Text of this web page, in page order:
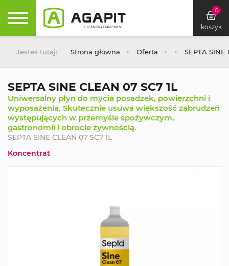
0
koszyk
Jesteś tutaj: Strona główna Oferta SEPTA SINE
SEPTA SINE CLEAN 07 SC7 1L
Uniwersalny płyn do mycia posadzek, powierzchni i
wyposażenia. Skutecznie usuwa większość zabrudzeń
występujących w przemyśle spożywczym,
gastronomii i obrocie żywnością.
SEPTA SINE CLEAN 07 SC7 1L
Koncentrat